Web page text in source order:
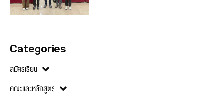
Categories
สมัครเรียน
คณะและหลักสูตร